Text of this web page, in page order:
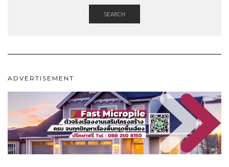
SEARCH
ADVERTISEMENT